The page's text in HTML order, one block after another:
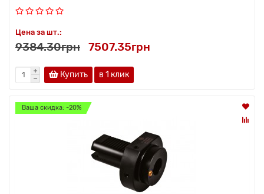
Цена за шт.:
9384.30грн 7507.35грн
Купить в 1 клик
Ваша скидка: -20%